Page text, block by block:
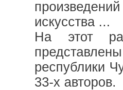
искусства ...
На этот
республики
33-х авторов.